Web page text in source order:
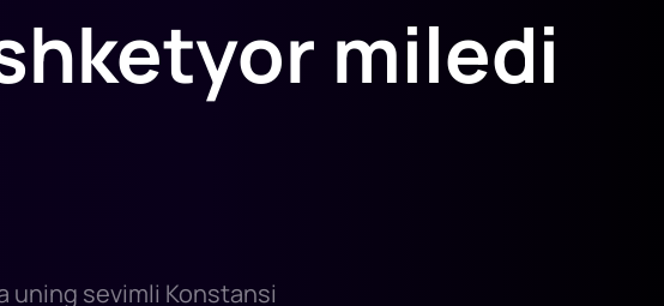
miledi
uning sevimli Konstansi